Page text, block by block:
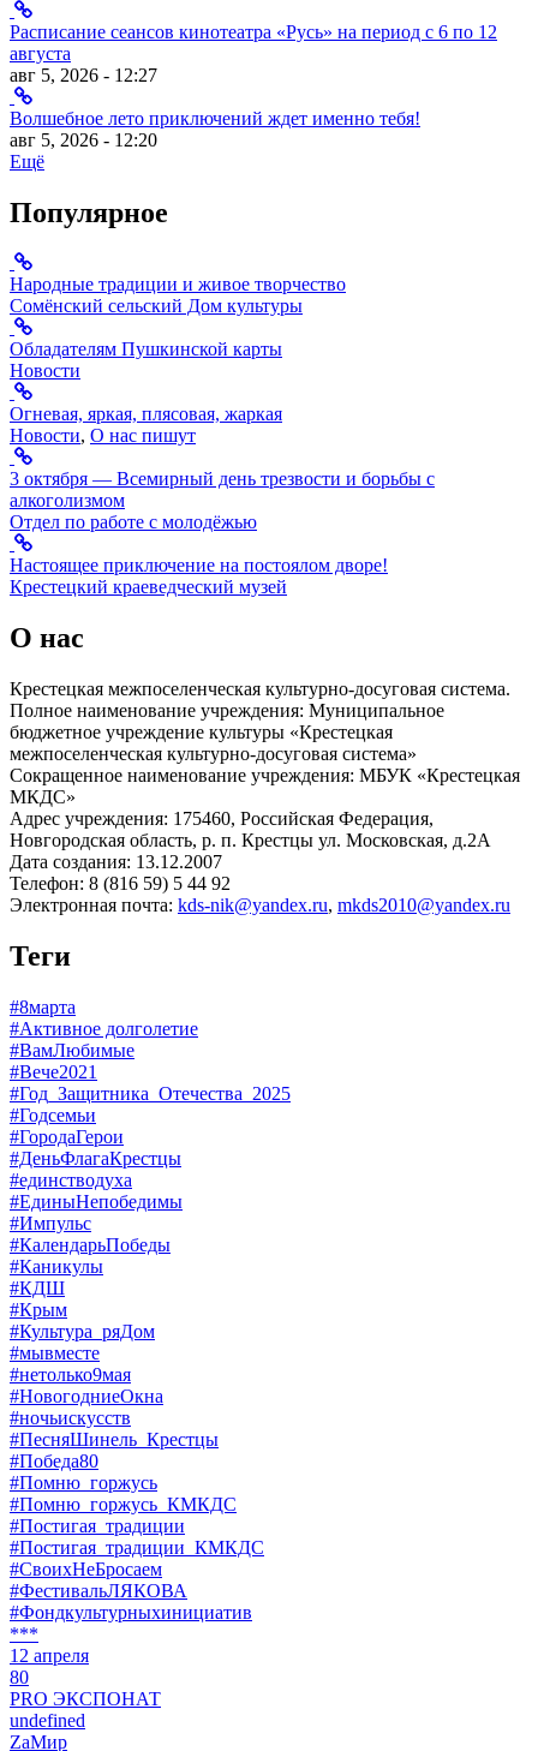
Расписание сеансов кинотеатра «Русь» на период с 6 по 12
августа
авг 5, 2026 - 12:27
Волшебное лето приключений ждет именно тебя!
авг 5, 2026 - 12:20
Ещё
Популярное
Народные традиции и живое творчество
Сомёнский сельский Дом культуры
Обладателям Пушкинской карты
Новости
Огневая, яркая, плясовая, жаркая
Новости, О нас пишут
3 октября — Всемирный день трезвости и борьбы с
алкоголизмом
Отдел по работе с молодёжью
Настоящее приключение на постоялом дворе!
Крестецкий краеведческий музей
О нас
Крестецкая межпоселенческая культурно-досуговая система.
Полное наименование учреждения: Муниципальное
бюджетное учреждение культуры «Крестецкая
межпоселенческая культурно-досуговая система»
Сокращенное наименование учреждения: МБУК «Крестецкая
МКДС»
Адрес учреждения: 175460, Российская Федерация,
Новгородская область, р. п. Крестцы ул. Московская, д.2А
Дата создания: 13.12.2007
Телефон: 8 (816 59) 5 44 92
Электронная почта: kds-nik@yandex.ru, mkds2010@yandex.ru
Теги
#8марта
#Активное долголетие
#ВамЛюбимые
#Вече2021
#Год_Защитника_Отечества_2025
#Годсемьи
#ГородаГерои
#ДеньФлагаКрестцы
#единстводуха
#ЕдиныНепобедимы
#Импульс
#КалендарьПобеды
#Каникулы
#КДШ
#Крым
#Культура_ряДом
#мывместе
#нетолько9мая
#НовогодниеОкна
#ночьискусств
#ПесняШинель_Крестцы
#Победа80
#Помню_горжусь
#Помню_горжусь_КМКДС
#Постигая_традиции
#Постигая_традиции_КМКДС
#СвоихНеБросаем
#ФестивальЛЯКОВА
#Фондкультурныхинициатив
***
12 апреля
80
PRO ЭКСПОНАТ
undefined
ZaМир